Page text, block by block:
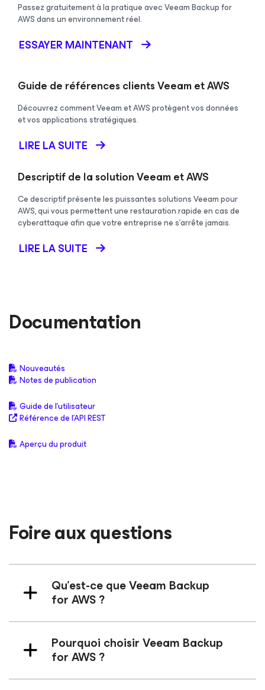
Passez gratuitement à la pratique avec Veeam Backup for
AWS dans un environnement réel.
ESSAYER MAINTENANT
Guide de références clients Veeam et AWS
Découvrez comment Veeam et AWS protègent vos données
et vos applications stratégiques.
LIRE LA SUITE
Descriptif de la solution Veeam et AWS
Ce descriptif présente les puissantes solutions Veeam pour
AWS, qui vous permettent une restauration rapide en cas de
cyberattaque afin que votre entreprise ne s’arrête jamais.
LIRE LA SUITE
Documentation
Nouveautés
Notes de publication
Guide de l'utilisateur
Référence de l’API REST
Aperçu du produit
Foire aux questions
Qu'est-ce que Veeam Backup
for AWS?
Pourquoi choisir Veeam Backup
for AWS?